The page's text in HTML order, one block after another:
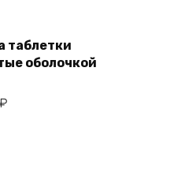
таблетки
оболочкой
₽